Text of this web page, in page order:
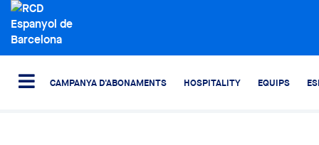
CAMPANYA D'ABONAMENTS HOSPITALITY EQUIPS